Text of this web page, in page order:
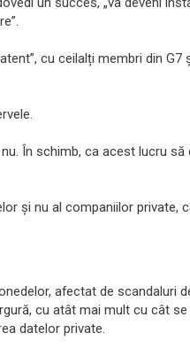
cu ceilalți membri din G7
În schimb, ca acest lucru să
și nu al companiilor private,
afectat de scandaluri
cu atât mai mult cu cât
datelor private.